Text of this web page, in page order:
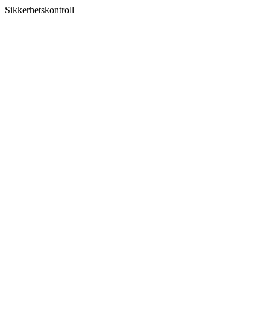
Sikkerhetskontroll